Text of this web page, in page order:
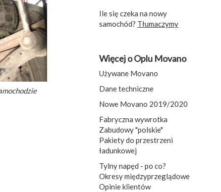
Ile się czeka na nowy
samochód? Tłumaczymy
Więcej o Oplu Movano
Używane Movano
Dane techniczne
Nowe Movano 2019/2020
Fabryczna wywrotka
Zabudowy "polskie"
Pakiety do przestrzeni
ładunkowej
Tylny napęd - po co?
Okresy międzyprzeglądowe
Opinie klientów